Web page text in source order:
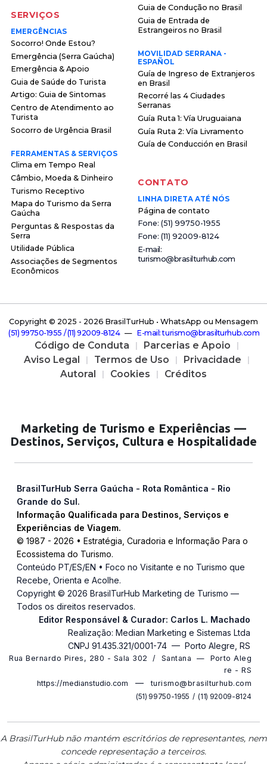
SERVIÇOS
EMERGÊNCIAS
Socorro! Onde Estou?
Emergência (Serra Gaúcha)
Emergência & Apoio
Guia de Saúde do Turista
Artigo: Guia de Sintomas
Centro de Atendimento ao
Turista
Socorro de Urgência Brasil
FERRAMENTAS & SERVIÇOS
Clima em Tempo Real
Câmbio, Moeda & Dinheiro
Turismo Receptivo
Mapa do Turismo da Serra
Gaúcha
Perguntas & Respostas da
Serra
Utilidade Pública
Associações de Segmentos
Econômicos
Guia de Condução no Brasil
Guia de Entrada de
Estrangeiros no Brasil
MOVILIDAD SERRANA -
ESPAÑOL
Guía de Ingreso de Extranjeros
en Brasil
Recorré las 4 Ciudades
Serranas
Guía Ruta 1: Vía Uruguaiana
Guía Ruta 2: Vía Livramento
Guía de Conducción en Brasil
CONTATO
LINHA DIRETA ATÉ NÓS
Página de contato
F o n e : ( 5 1 ) 9 9 7 5 0 - 1 9 5 5
F o n e : ( 1 1 ) 9 2 0 0 9 - 8 1 2 4
E - m a i l :
t u r i s m o @ b r a s i l t u r h u b . c o m
Copyright © 2025 - 2026 BrasilTurHub • WhatsApp ou Mensagem
( 5 1 ) 9 9 7 5 0 - 1 9 5 5 / ( 1 1 ) 9 2 0 0 9 - 8 1 2 4—E - m a i l : t u r i s m o @ b r a s i l t u r h u b . c o m
Código de Conduta
Parcerias e Apoio
Aviso Legal
Termos de Uso
Privacidade
Autoral
Cookies Créditos
Marketing de Turismo e Experiências —
Destinos, Serviços, Cultura e Hospitalidade
BrasilTurHub Serra Gaúcha - Rota Romântica - Rio
Grande do Sul.
Informação Qualificada para Destinos, Serviços e
Experiências de Viagem.
© 1987 - 2026 • Estratégia, Curadoria e Informação Para o
Ecossistema do Turismo.
Conteúdo PT/ES/EN • Foco no Visitante e no Turismo que
Recebe, Orienta e Acolhe.
Copyright © 2026 BrasilTurHub Marketing de Turismo —
Todos os direitos reservados.
Editor Responsável & Curador: Carlos L. Machado
Realização: Median Marketing e Sistemas Ltda
CNPJ 91.435.321/0001-74 — Porto Alegre, RS
R u a B e r n a r d o P i r e s , 2 8 0 - S a l a 3 0 2 / S a n t a n a — P o r t o A l e g
r e - R S
https://medianstudio.com
—t u r i s m o @ b r a s i l t u r h u b . c o m
( 5 1 ) 9 9 7 5 0 - 1 9 5 5 / ( 1 1 ) 9 2 0 0 9 - 8 1 2 4
A BrasilTurHub não mantém escritórios de representantes, nem
concede representação a terceiros.